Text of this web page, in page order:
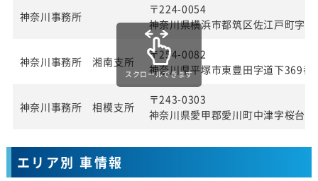
神奈川事務所
〒224-0054
神奈川県横浜市都筑区佐江戸町字
神奈川事務所 湘南支所
〒254-0082
神奈川県平塚市東豊田字道下369番
神奈川事務所 相模支所
〒243-0303
神奈川県愛甲郡愛川町中津字桜台
スクロールできます
エリア別 車情報